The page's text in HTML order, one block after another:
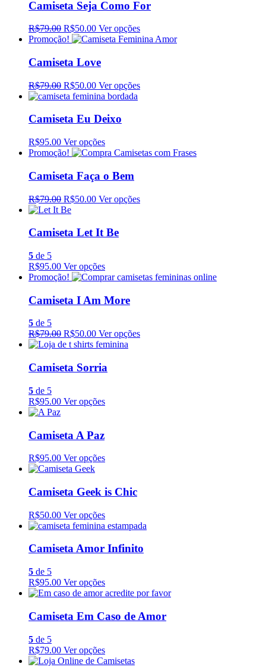
Camiseta Seja Como For
R$79.00 R$50.00 Ver opções
Promoção!
Camiseta Love
R$79.00 R$50.00 Ver opções
Camiseta Eu Deixo
R$95.00 Ver opções
Promoção!
Camiseta Faça o Bem
R$79.00 R$50.00 Ver opções
Camiseta Let It Be
5 de 5
R$95.00 Ver opções
Promoção!
Camiseta I Am More
5 de 5
R$79.00 R$50.00 Ver opções
Camiseta Sorria
5 de 5
R$95.00 Ver opções
Camiseta A Paz
R$95.00 Ver opções
Camiseta Geek is Chic
R$50.00 Ver opções
Camiseta Amor Infinito
5 de 5
R$95.00 Ver opções
Camiseta Em Caso de Amor
5 de 5
R$79.00 Ver opções